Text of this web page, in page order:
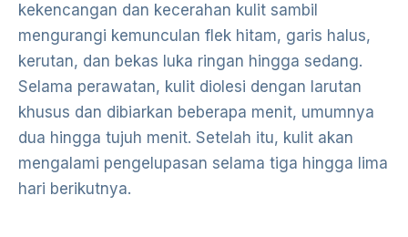
kekencangan dan kecerahan kulit sambil
mengurangi kemunculan flek hitam, garis halus,
kerutan, dan bekas luka ringan hingga sedang.
Selama perawatan, kulit diolesi dengan larutan
khusus dan dibiarkan beberapa menit, umumnya
dua hingga tujuh menit. Setelah itu, kulit akan
mengalami pengelupasan selama tiga hingga lima
hari berikutnya.